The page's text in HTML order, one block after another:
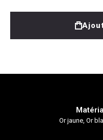
Or jaune, Or